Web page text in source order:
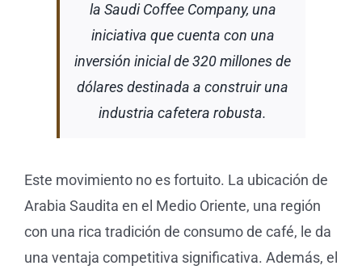
la Saudi Coffee Company, una
iniciativa que cuenta con una
inversión inicial de 320 millones de
dólares destinada a construir una
industria cafetera robusta.
Este movimiento no es fortuito. La ubicación de
Arabia Saudita en el Medio Oriente, una región
con una rica tradición de consumo de café, le da
una ventaja competitiva significativa. Además, el